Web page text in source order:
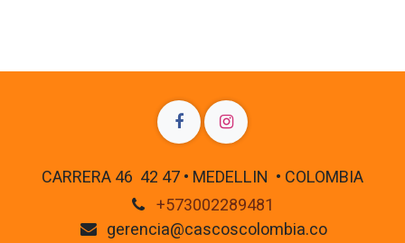
CARRERA 46 42 47 • MEDELLIN • COLOMBIA
+573002289481
gerencia@cascoscolombia.co